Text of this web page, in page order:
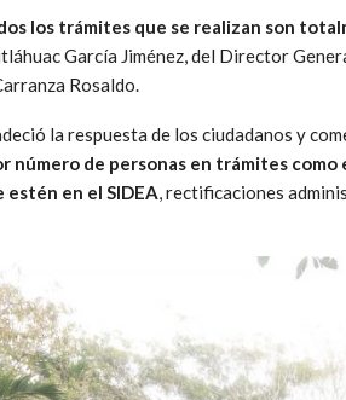
los trámites que se realizan son
García Jiménez, del Director
Rosaldo.
la respuesta de los ciudadanos y
número de personas en trámites
en el SIDEA, rectificaciones